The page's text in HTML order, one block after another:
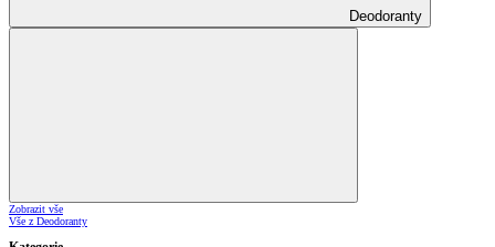
Deodoranty
Zobrazit vše
Vše z Deodoranty